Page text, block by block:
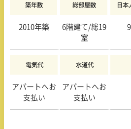
築年数 総部屋数 日本
2010年築
6階建て/総19
室
電気代 水道代
アパートへお
支払い
アパートへお
支払い